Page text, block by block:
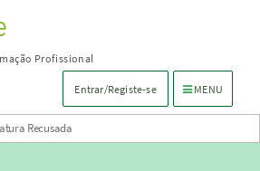
Profissional
Entrar/Registe-se Menu de
MENU
Recusada